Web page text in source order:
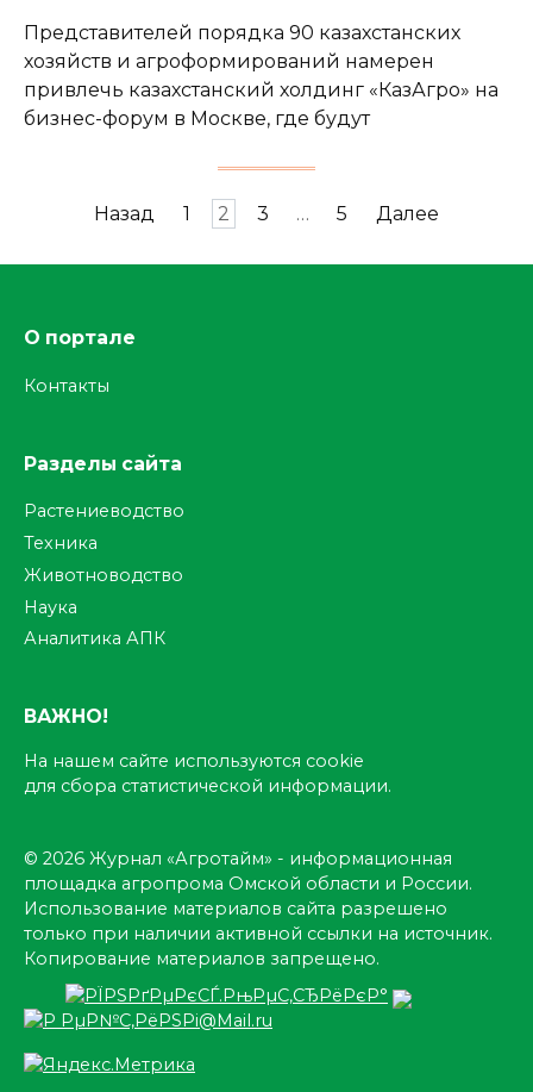
Представителей порядка 90 казахстанских
хозяйств и агроформирований намерен
привлечь казахстанский холдинг «КазАгро» на
бизнес-форум в Москве, где будут
Пагинация
Назад 1 2 3 … 5 Далее
О портале
Контакты
Разделы сайта
Растениеводство
Техника
Животноводство
Наука
Аналитика АПК
ВАЖНО!
На нашем сайте используются cookie
для сбора статистической информации.
© 2026 Журнал «Агротайм» - информационная
площадка агропрома Омской области и России.
Использование материалов сайта разрешено
только при наличии активной ссылки на источник.
Копирование материалов запрещено.